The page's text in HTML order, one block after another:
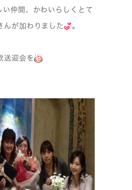
仲間、かわいらしくとて
んが加わりました 。
迎会を